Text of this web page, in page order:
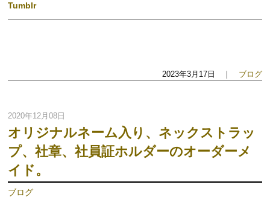
Tumblr
2023年3月17日 ｜ ブログ
2020年12月08日
オリジナルネーム入り、ネックストラッ
プ、社章、社員証ホルダーのオーダーメ
イド。
ブログ